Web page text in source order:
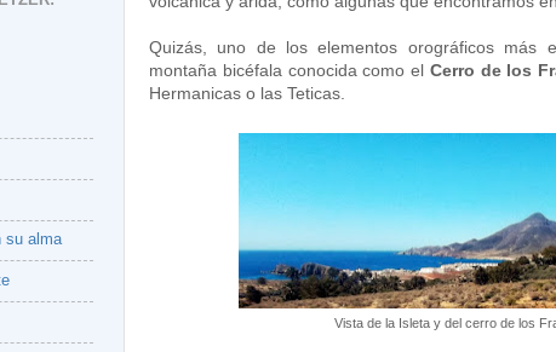
Quizás, uno de los elementos orográficos más
montaña bicéfala conocida como el Cerro de los
Hermanicas o las Teticas.
Vista de la Isleta y del cerro de los
su alma